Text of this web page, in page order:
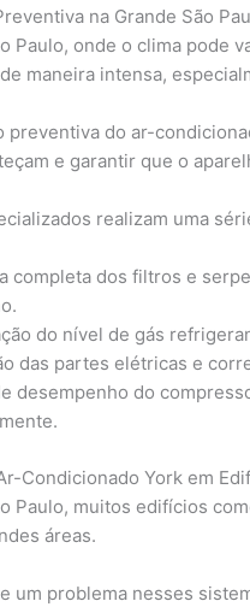
na Grande São
Paulo, onde o clima pode
maneira intensa,
preventiva do ar-
e garantir que o
realizam uma
completa dos filtros e
do nível de gás
das partes elétricas e
desempenho do
Condicionado York em
Paulo, muitos edifícios
áreas.
um problema nesses